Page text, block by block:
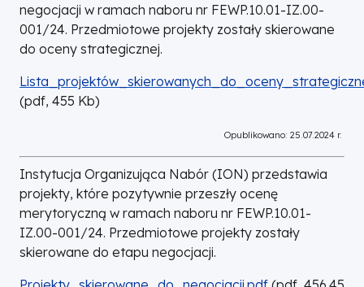
negocjacji w ramach naboru nr FEWP.10.01-IZ.00-
001/24. Przedmiotowe projekty zostały skierowane
do oceny strategicznej.
DOKUMENT
(pdf, 455 Kb)
Opublikowano: 25.07.2024 r.
Instytucja Organizująca Nabór (ION) przedstawia
projekty, które pozytywnie przeszły ocenę
merytoryczną w ramach naboru nr FEWP.10.01-
IZ.00-001/24. Przedmiotowe projekty zostały
skierowane do etapu negocjacji.
DOKUMENT